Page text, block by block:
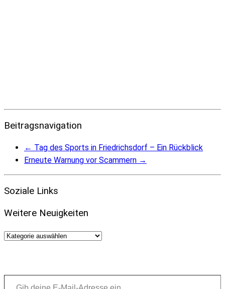
Beitragsnavigation
← Tag des Sports in Friedrichsdorf – Ein Rückblick
Erneute Warnung vor Scammern →
Soziale Links
Weitere Neuigkeiten
Weitere
Gib deine E-Mail-Adresse ein ...